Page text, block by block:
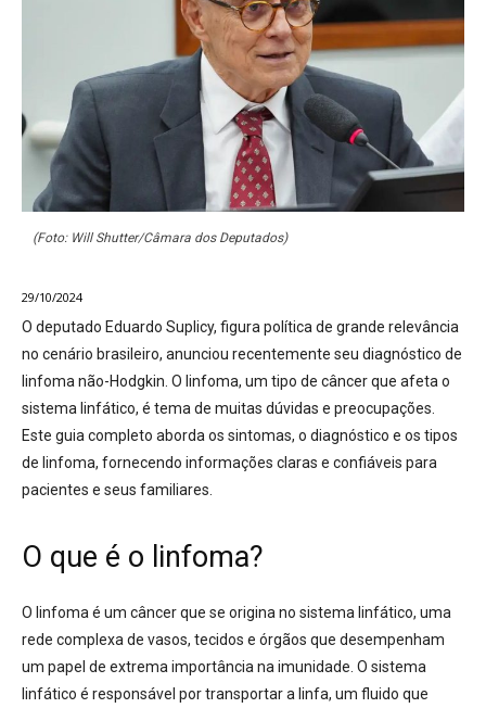
(Foto: Will Shutter/Câmara dos Deputados)
29/10/2024
O deputado Eduardo Suplicy, figura política de grande relevância
no cenário brasileiro, anunciou recentemente seu diagnóstico de
linfoma não-Hodgkin. O linfoma, um tipo de câncer que afeta o
sistema linfático, é tema de muitas dúvidas e preocupações.
Este guia completo aborda os sintomas, o diagnóstico e os tipos
de linfoma, fornecendo informações claras e confiáveis para
pacientes e seus familiares.
O que é o linfoma?
O linfoma é um câncer que se origina no sistema linfático, uma
rede complexa de vasos, tecidos e órgãos que desempenham
um papel de extrema importância na imunidade. O sistema
linfático é responsável por transportar a linfa, um fluido que